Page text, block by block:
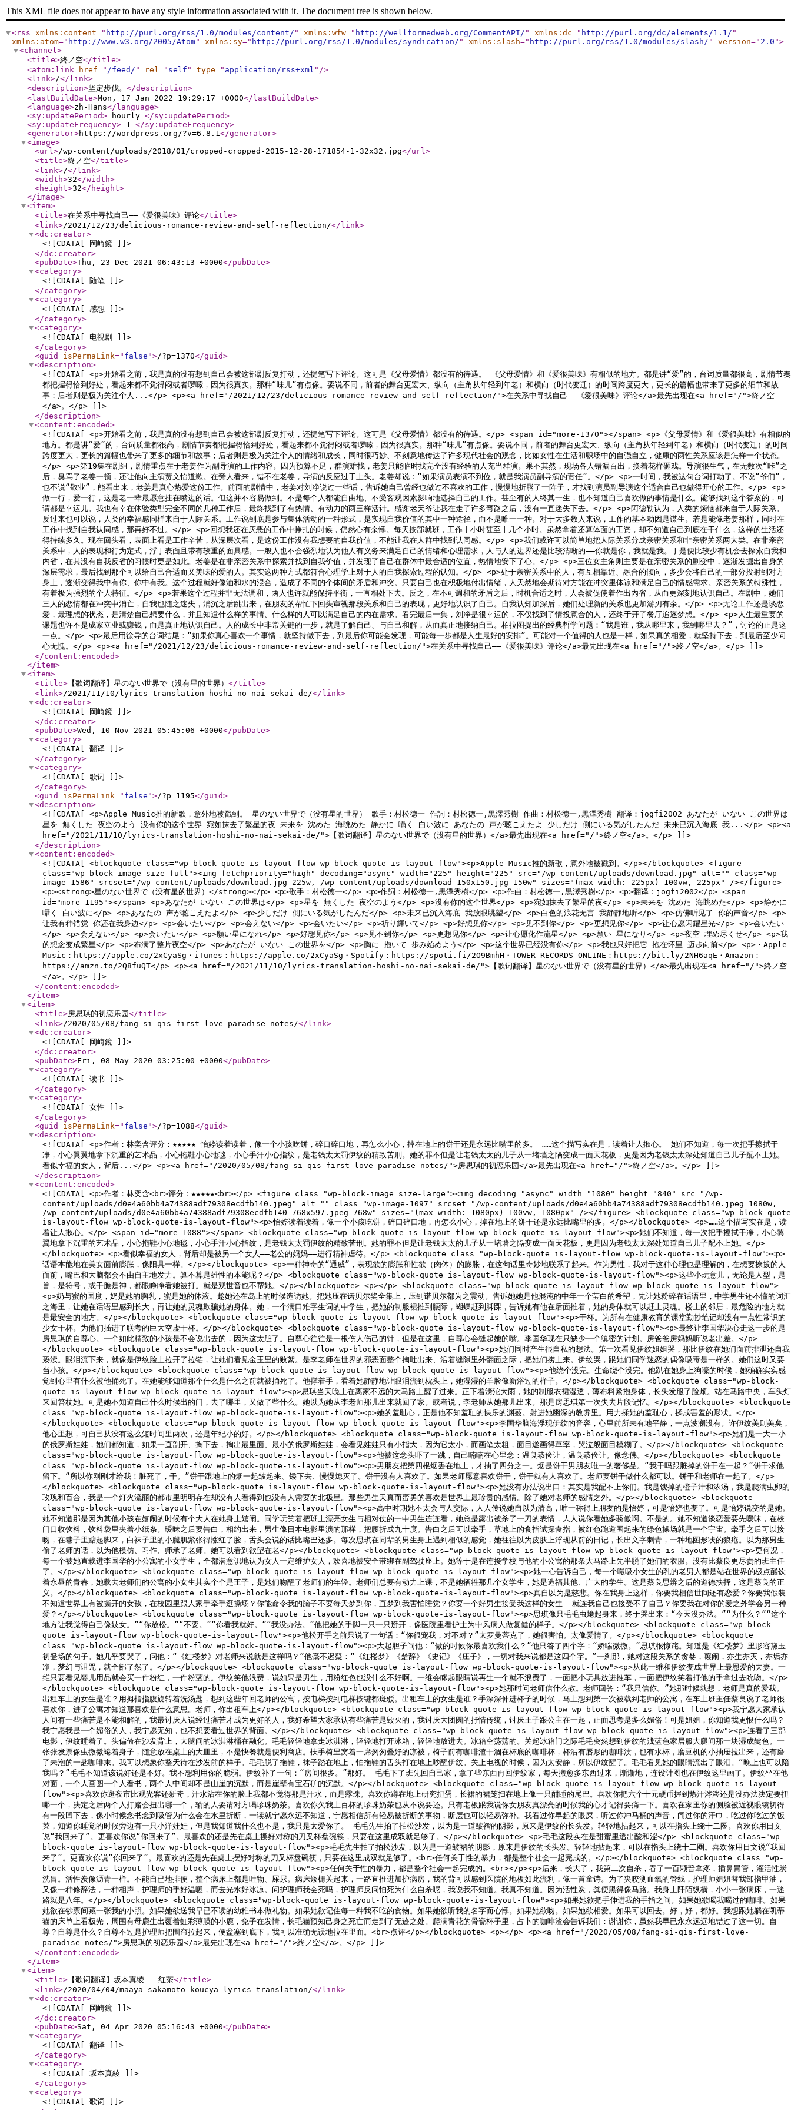
This XML file does not appear to have any style information associated with it. The document tree is shown below.
<rss xmlns:content=" http://purl.org/rss/1.0/modules/content/ " xmlns:wfw=" http://wellformedweb.org/CommentAPI/ " xmlns:dc=" http://purl.org/dc/elements/1.1/ "
xmlns:atom=" http://www.w3.org/2005/Atom" xmlns:sy=" http://purl.org/rss/1.0/modules/syndication/ " xmlns:slash=" http://purl.org/rss/1.0/modules/slash/ " version=" 2.0 ">
<channel>
<title>終ノ空</title>
<atom:link
href=" /feed/ " rel=" self " type=" application/rss+xml " />
<link>/</link>
<description>坚定步伐。 </description>
<lastBuildDate>Mon, 17 Jan 2022 19:29:17 +0000</lastBuildDate>
<language>zh-Hans</language>
<sy:updatePeriod> hourly </sy:updatePeriod>
<sy:updateFrequency> 1 </sy:updateFrequency>
<generator>https://wordpress.org/?v=6.8.1</generator>
<image>
<url>/wp-content/uploads/2018/01/cropped-cropped-2015-12-28-171854-1-32x32.jpg</url>
<title>終ノ空</title>
<link>/</link>
<width>32</width>
<height>32</height>
</image>
<item>
<title>在关系中寻找自己——《爱很美味》评论</title>
<link>/2021/12/23/delicious-romance-review-and-self-reflection/</link>
<dc:creator>
<![CDATA[ 岡崎鏡 ]]>
</dc:creator>
<pubDate>Thu, 23 Dec 2021 06:43:13 +0000</pubDate>
<category>
<![CDATA[ 随笔 ]]>
</category>
<category>
<![CDATA[ 感想 ]]>
</category>
<category>
<![CDATA[ 电视剧 ]]>
</category>
<guid
isPermaLink=" false ">/?p=1370</guid>
<description>
<![CDATA[ <p>开始看之前，我是真的没有想到自己会被这部剧反复打动，还提笔写下评论。这可是《父母爱情》都没有的待遇。 《父母爱情》和《爱很美味》有相似的地方。都是讲“爱”的，台词质量都很高，剧情节奏
都把握得恰到好处，看起来都不觉得闷或者啰嗦，因为很真实。那种“味儿”有点像。要说不同，前者的舞台更宏大、纵向（主角从年轻到年老）和横向（时代变迁）的时间跨度更大，更长的篇幅也带来了更多的细节和故
事；后者则是极为关注个人...</p> <p><a href="/2021/12/23/delicious-romance-review-and-self-reflection/">在关系中寻找自己——《爱很美味》评论</a>最先出现在<a href="/">終ノ空
</a>。</p> ]]>
</description>
<content:encoded>
<![CDATA[ <p>开始看之前，我是真的没有想到自己会被这部剧反复打动，还提笔写下评论。这可是《父母爱情》都没有的待遇。</p> <span id="more-1370"></span> <p>《父母爱情》和《爱很美味》有相似的
地方。都是讲“爱”的，台词质量都很高，剧情节奏都把握得恰到好处，看起来都不觉得闷或者啰嗦，因为很真实。那种“味儿”有点像。要说不同，前者的舞台更宏大、纵向（主角从年轻到年老）和横向（时代变迁）的时间
跨度更大，更长的篇幅也带来了更多的细节和故事；后者则是极为关注个人的情绪和成长，同时很巧妙、不刻意地传达了许多现代社会的观念，比如女性在生活和职场中的自强自立，健康的两性关系应该是怎样一个状态。
</p> <p>第19集在剧组，剧情重点在于老姜作为副导演的工作内容。因为预算不足，群演难找，老姜只能临时找完全没有经验的人充当群演。果不其然，现场各人错漏百出，换着花样砸戏。导演很生气，在无数次“咔”之
后，臭骂了老姜一顿，还让他向主演贾文怡道歉。在旁人看来，错不在老姜，导演的反应过于上头。老姜却说：“如果演员表演不到位，就是我演员副导演的责任”。</p> <p>一时间，我被这句台词打动了。不说“爷们”，
也不说“敬业”，能看出来，老姜是真心热爱这份工作。前面的剧情中，老姜对刘净说过一些话，告诉她自己曾经也做过不喜欢的工作，慢慢地折腾了一阵子，才找到演员副导演这个适合自己也做得开心的工作。</p> <p>
做一行，爱一行，这是老一辈最愿意挂在嘴边的话。但这并不容易做到。不是每个人都能自由地、不受客观因素影响地选择自己的工作。甚至有的人终其一生，也不知道自己喜欢做的事情是什么。能够找到这个答案的，可
谓都是幸运儿。我也有幸在体验类型完全不同的几种工作后，最终找到了有热情、有动力的两三样活计。感谢老天爷让我在走了许多弯路之后，没有一直迷失下去。</p> <p>阿德勒认为，人类的烦恼都来自于人际关系。
反过来也可以说，人类的幸福感同样来自于人际关系。工作说到底是参与集体活动的一种形式，是实现自我价值的其中一种途径，而不是唯一一种。对于大多数人来说，工作的基本动因是谋生。若是能像老姜那样，同时在
工作中找到自我认同感，那再好不过。</p> <p>回想我还在厌恶的工作中挣扎的时候，仍然心有余悸。每天按部就班，工作十小时甚至十几个小时。虽然拿着还算体面的工资，却不知道自己到底在干什么，这样的生活还
得持续多久。现在回头看，表面上看是工作辛苦，从深层次看，是这份工作没有我想要的自我价值，不能让我在人群中找到认同感。</p> <p>我们或许可以简单地把人际关系分成亲密关系和非亲密关系两大类。在非亲密
关系中，人的表现和行为定式，浮于表面且带有较重的面具感。一般人也不会强烈地认为他人有义务来满足自己的情绪和心理需求，人与人的边界还是比较清晰的——你就是你，我就是我。于是便比较少有机会去探索自我和
内省，在其没有自我反省的习惯时更是如此。老姜是在非亲密关系中探索并找到自我价值，并发现了自己在群体中最合适的位置，热情地安下了心。</p> <p>三位女主角则主要是在亲密关系的剧变中，逐渐发掘出自身的
深层需求，最后找到那个可以给自己合适而又美味的爱的人。其实这两种方式都符合心理学上对于人的自我探索过程的认知。</p> <p>处于亲密关系中的人，有互相靠近、融合的倾向，多少会将自己的一部分投射到对方
身上，逐渐变得我中有你、你中有我。这个过程就好像油和水的混合，造成了不同的个体间的矛盾和冲突。只要自己也在积极地付出情绪，人天然地会期待对方能在冲突里体谅和满足自己的情感需求。亲密关系的特殊性，
有着极为强烈的个人特征。</p> <p>若果这个过程并非无法调和，两人也许就能保持平衡，一直相处下去。反之，在不可调和的矛盾之后，时机合适之时，人会被促使着作出内省，从而更深刻地认识自己。在剧中，她们
三人的恋情都在冲突中消亡，自我也随之迷失，消沉之后跳出来，在朋友的帮忙下回头审视那段关系和自己的表现，更好地认识了自己。自我认知加深后，她们处理新的关系也更加游刃有余。</p> <p>无论工作还是谈恋
爱，最理想的状态，是清楚自己想要什么，并且知道什么样的事情、什么样的人可以满足自己的内在需求。看完最后一集，刘净是很幸运的，不仅找到了情投意合的人，还终于开了餐厅追逐梦想。</p> <p>人生最重要的
课题也许不是成家立业或赚钱，而是真正地认识自己。人的成长中非常关键的一步，就是了解自己、与自己和解，从而真正地接纳自己。柏拉图提出的经典哲学问题：“我是谁，我从哪里来，我到哪里去？”，讨论的正是这
一点。</p> <p>最后用徐导的台词结尾：“如果你真心喜欢一个事情，就坚持做下去，到最后你可能会发现，可能每一步都是人生最好的安排”。可能对一个值得的人也是一样，如果真的相爱，就坚持下去，到最后至少问
心无愧。</p> <p><a href="/2021/12/23/delicious-romance-review-and-self-reflection/">在关系中寻找自己——《爱很美味》评论</a>最先出现在<a href="/">終ノ空</a>。</p> ]]>
</content:encoded>
</item>
<item>
<title> 【歌词翻译】星のない世界で（没有星的世界） </title>
<link>/2021/11/10/lyrics-translation-hoshi-no-nai-sekai-de/</link>
<dc:creator>
<![CDATA[ 岡崎鏡 ]]>
</dc:creator>
<pubDate>Wed, 10 Nov 2021 05:45:06 +0000</pubDate>
<category>
<![CDATA[ 翻译 ]]>
</category>
<category>
<![CDATA[ 歌词 ]]>
</category>
<guid
isPermaLink=" false ">/?p=1195</guid>
<description>
<![CDATA[ <p>Apple Music推的新歌，意外地被戳到。 ​​星のない世界で（没有星的世界） 歌手：村松徳一 作詞：村松徳一,黒澤秀樹 作曲：村松徳一,黒澤秀樹 翻译：jogfi2002 あなたが いない この世界は
星を 無くした 夜空のよう 没有你的这个世界 宛如抹去了繁星的夜 未来を 沈めた 海眺めた 静かに 囁く 白い波に あなたの 声が聴こえたよ 少しだけ 側にいる気がしたんだ 未来已沉入海底 我...</p> <p><a
href="/2021/11/10/lyrics-translation-hoshi-no-nai-sekai-de/">【歌词翻译】星のない世界で（没有星的世界）</a>最先出现在<a href="/">終ノ空</a>。</p> ]]>
</description>
<content:encoded>
<![CDATA[ <blockquote class="wp-block-quote is-layout-flow wp-block-quote-is-layout-flow"><p>Apple Music推的新歌，意外地被戳到。</p></blockquote> <figure
class="wp-block-image size-full"><img fetchpriority="high" decoding="async" width="225" height="225" src="/wp-content/uploads/download.jpg" alt="" class="wp-
image-1586" srcset="/wp-content/uploads/download.jpg 225w, /wp-content/uploads/download-150x150.jpg 150w" sizes="(max-width: 225px) 100vw, 225px" /></figure>
<p><strong>​​星のない世界で（没有星的世界）</strong></p> <p>歌手：村松徳一</p> <p>作詞：村松徳一,黒澤秀樹</p> <p>作曲：村松徳一,黒澤秀樹</p> <p>翻译：jogfi2002</p> <span
id="more-1195"></span> <p>あなたが いない この世界は</p> <p>星を 無くした 夜空のよう</p> <p>没有你的这个世界</p> <p>宛如抹去了繁星的夜</p> <p>未来を 沈めた 海眺めた</p> <p>静かに
囁く 白い波に</p> <p>あなたの 声が聴こえたよ</p> <p>少しだけ 側にいる気がしたんだ</p> <p>未来已沉入海底 我放眼眺望</p> <p>白色的浪花无言 我静静地听</p> <p>仿佛听见了 你的声音</p> <p>
让我有种错觉 你还在我身边</p> <p>会いたい</p> <p>会えない</p> <p>会いたい</p> <p>祈り輝いて</p> <p>好想见你</p> <p>见不到你</p> <p>更想见你</p> <p>让心愿闪耀星光</p> <p>会いたい
</p> <p>会えない</p> <p>会いたい</p> <p>願い星になれ</p> <p>好想见你</p> <p>见不到你</p> <p>更想见你</p> <p>让心愿化作流星</p> <p>願い 星になり</p> <p>夜空 埋め尽くせ</p> <p>我
的想念变成繁星</p> <p>布满了整片夜空</p> <p>あなたが いない この世界を</p> <p>胸に 抱いて 歩み始めよう</p> <p>这个世界已经没有你</p> <p>我也只好把它 抱在怀里 迈步向前</p> <p>・Apple
Music：https://apple.co/2xCyaSg・iTunes：https://apple.co/2xCyaSg・Spotify：https://spoti.fi/2O9BmhH・TOWER RECORDS ONLINE：https://bit.ly/2NH6aqE・Amazon：
https://amzn.to/2Q8fuQT</p> <p><a href="/2021/11/10/lyrics-translation-hoshi-no-nai-sekai-de/">【歌词翻译】星のない世界で（没有星的世界）</a>最先出现在<a href="/">終ノ空
</a>。</p> ]]>
</content:encoded>
</item>
<item>
<title>房思琪的初恋乐园</title>
<link>/2020/05/08/fang-si-qis-first-love-paradise-notes/</link>
<dc:creator>
<![CDATA[ 岡崎鏡 ]]>
</dc:creator>
<pubDate>Fri, 08 May 2020 03:25:00 +0000</pubDate>
<category>
<![CDATA[ 读书 ]]>
</category>
<category>
<![CDATA[ 女性 ]]>
</category>
<guid
isPermaLink=" false ">/?p=1088</guid>
<description>
<![CDATA[ <p>作者：林奕含评分：★★★★★ 怡婷读着读着，像一个小孩吃饼，碎口碎口地，再怎么小心，掉在地上的饼干还是永远比嘴里的多。 ……这个描写实在是，读着让人揪心。 她们不知道，每一次把手擦拭干
净，小心翼翼地拿下沉重的艺术品，小心拖鞋小心地毯，小心手汗小心指纹，是老钱太太罚伊纹的精致苦刑。她的罪不但是让老钱太太的儿子从一堵墙之隔变成一面天花板，更是因为老钱太太深处知道自己儿子配不上她。
看似幸福的女人，背后...</p> <p><a href="/2020/05/08/fang-si-qis-first-love-paradise-notes/">房思琪的初恋乐园</a>最先出现在<a href="/">終ノ空</a>。</p> ]]>
</description>
<content:encoded>
<![CDATA[ <p>作者：林奕含<br>评分：★★★★★<br></p> <figure class="wp-block-image size-large"><img decoding="async" width="1080" height="840" src="/wp-
content/uploads/d0e4a60bb4a74388adf79308ecdfb140.jpeg" alt="" class="wp-image-1097" srcset="/wp-content/uploads/d0e4a60bb4a74388adf79308ecdfb140.jpeg 1080w,
/wp-content/uploads/d0e4a60bb4a74388adf79308ecdfb140-768x597.jpeg 768w" sizes="(max-width: 1080px) 100vw, 1080px" /></figure> <blockquote class="wp-block-quote
is-layout-flow wp-block-quote-is-layout-flow"><p>怡婷读着读着，像一个小孩吃饼，碎口碎口地，再怎么小心，掉在地上的饼干还是永远比嘴里的多。</p></blockquote> <p>……这个描写实在是，读
着让人揪心。</p> <span id="more-1088"></span> <blockquote class="wp-block-quote is-layout-flow wp-block-quote-is-layout-flow"><p>她们不知道，每一次把手擦拭干净，小心翼
翼地拿下沉重的艺术品，小心拖鞋小心地毯，小心手汗小心指纹，是老钱太太罚伊纹的精致苦刑。她的罪不但是让老钱太太的儿子从一堵墙之隔变成一面天花板，更是因为老钱太太深处知道自己儿子配不上她。</p>
</blockquote> <p>看似幸福的女人，背后却是被另一个女人——老公的妈妈——进行精神虐待。</p> <blockquote class="wp-block-quote is-layout-flow wp-block-quote-is-layout-flow"><p>
话语本能地在美女面前膨胀，像阳具一样。</p></blockquote> <p>一种神奇的“通威”，表现欲的膨胀和性欲（肉体）的膨胀，在这句话里奇妙地联系了起来。作为男性，我对于这种心理也是理解的，在想要撩拨的人
面前，嘴巴和大脑都会不由自主地发力。算不算是雄性的本能呢？</p> <blockquote class="wp-block-quote is-layout-flow wp-block-quote-is-layout-flow"><p>这些小玩意儿，无论是人型，是
兽，是符号，或干脆是神，都眼睁睁看她被打。就是观世音也不帮她。</p></blockquote> <p></p> <blockquote class="wp-block-quote is-layout-flow wp-block-quote-is-layout-flow">
<p>奶与蜜的国度，奶是她的胸乳，蜜是她的体液。趁她还在岛上的时候造访她。把她压在诺贝尔奖全集上，压到诺贝尔都为之震动。告诉她她是他混沌的中年一个莹白的希望，先让她粉碎在话语里，中学男生还不懂的词汇
之海里，让她在话语里感到长大，再让她的灵魂欺骗她的身体。她，一个满口难字生词的中学生，把她的制服裙推到腰际，蝴蝶赶到脚踝，告诉她有他在后面推着，她的身体就可以赶上灵魂。楼上的邻居，最危险的地方就
是最安全的地方。</p></blockquote> <blockquote class="wp-block-quote is-layout-flow wp-block-quote-is-layout-flow"><p>干杯。为所有在健康教育的课堂勤抄笔记却没有一点性常识的
少女干杯。为他们插进了联考的巨大空虚干杯。</p></blockquote> <blockquote class="wp-block-quote is-layout-flow wp-block-quote-is-layout-flow"><p>最终让李国华决心走这一步的是
房思琪的自尊心。一个如此精致的小孩是不会说出去的，因为这太脏了。自尊心往往是一根伤人伤己的针，但是在这里，自尊心会缝起她的嘴。李国华现在只缺少一个缜密的计划。房爸爸房妈妈听说老出差。</p>
</blockquote> <blockquote class="wp-block-quote is-layout-flow wp-block-quote-is-layout-flow"><p>她们同时产生很自私的想法。第一次看见伊纹姐姐哭，那比伊纹在她们面前排泄还自我
亵渎。眼泪流下来，就像是伊纹脸上拉开了拉链，让她们看见金玉里的败絮。是李老师在世界的邪恶面整个掏吐出来、沿着缝隙里外翻面之际，把她们捞上来。伊纹哭，跟她们同学迷恋的偶像吸毒是一样的。她们这时又要
当小孩。</p></blockquote> <blockquote class="wp-block-quote is-layout-flow wp-block-quote-is-layout-flow"><p>他绕个没完。生命绕个没完。他趴在她身上狗嚎的时候，她确确实实感
觉到心里有什么被他捅死了。在她能够知道那个什么是什么之前就被捅死了。他撑着手，看着她静静地让眼泪流到枕头上，她湿湿的羊脸像新浴过的样子。</p></blockquote> <blockquote class="wp-block-
quote is-layout-flow wp-block-quote-is-layout-flow"><p>思琪当天晚上在离家不远的大马路上醒了过来。正下着滂沱大雨，她的制服衣裙湿透，薄布料紧抱身体，长头发服了脸颊。站在马路中央，车头灯
来回笞杖她。可是她不知道自己什么时候出的门，去了哪里，又做了些什么。她以为她从李老师那儿出来就回了家。或者说，李老师从她那儿出来。那是房思琪第一次失去片段记忆。</p></blockquote> <blockquote
class="wp-block-quote is-layout-flow wp-block-quote-is-layout-flow"><p>她的羞耻心，正是他不知羞耻的快乐的渊薮。射进她幽深的教养里。用力揉她的羞耻心，揉成害羞的形状。</p>
</blockquote> <blockquote class="wp-block-quote is-layout-flow wp-block-quote-is-layout-flow"><p>李国华脑海浮现伊纹的音容，心里前所未有地平静，一点波澜没有。许伊纹美则美矣，
他心里想，可自己从没有这么短时间里两次，还是年纪小的好。</p></blockquote> <blockquote class="wp-block-quote is-layout-flow wp-block-quote-is-layout-flow"><p>她们是一大一小
的俄罗斯娃娃，她们都知道，如果一直剖开、掏下去，掏出最里面、最小的俄罗斯娃娃，会看见娃娃只有小指大，因为它太小，而画笔太粗，面目遂画得草率，哭泣般面目模糊了。</p></blockquote> <blockquote
class="wp-block-quote is-layout-flow wp-block-quote-is-layout-flow"><p>他被这念头吓了一跳，自己喃喃在心里念：温良恭俭让，温良恭俭让。像念佛。</p></blockquote> <blockquote
class="wp-block-quote is-layout-flow wp-block-quote-is-layout-flow"><p>男朋友把第四根烟丢在地上，才抽了四分之一。烟是饼干男朋友唯一的奢侈品。“我干吗跟脏掉的饼干在一起？”饼干求他
留下。“所以你刚刚才给我！脏死了，干。”饼干跟地上的烟一起皱起来、矮下去、慢慢熄灭了。饼干没有人喜欢了。如果老师愿意喜欢饼干，饼干就有人喜欢了。老师要饼干做什么都可以。饼干和老师在一起了。</p>
</blockquote> <blockquote class="wp-block-quote is-layout-flow wp-block-quote-is-layout-flow"><p>她没有办法说出口：其实是我配不上你们。我是馊掉的橙子汁和浓汤，我是爬满虫卵的
玫瑰和百合，我是一个灯火流丽的都市里明明存在却没有人看得到也没有人需要的北极星。那些男生天真而蛮勇的喜欢是世界上最珍贵的感情。除了她对老师的感情之外。</p></blockquote> <blockquote
class="wp-block-quote is-layout-flow wp-block-quote-is-layout-flow"><p>高中时期她不太会与人交际，人人传说她自以为清高，唯一称得上朋友的是怡婷，可是怡婷也变了。可是怡婷说变的是她。
她不知道那是因为其他小孩在嬉闹的时候有个大人在她身上嬉闹。同学玩笑着把班上漂亮女生与相对仗的一中男生连连看，她总是露出被杀了一刀的表情，人人说你看她多骄傲啊。不是的。她不知道谈恋爱要先暧昧，在校
门口收饮料，饮料袋里夹着小纸条。暧昧之后要告白，相约出来，男生像日本电影里演的那样，把腰折成九十度。告白之后可以牵手，草地上的食指试探食指，被红色跑道围起来的绿色操场就是一个宇宙。牵手之后可以接
吻，在巷子里踮起脚来，白袜子里的小腿肌紧张得涨红了脸，舌头会说的话比嘴巴还多。每次思琪在同辈的男生身上遇到相似的感觉，她往往以为皮肤上浮现从前的日记，长出文字刺青，一种地图形状的狼疮。以为那男生
偷了老师的话，以为他模仿、习作、师承了老师。她可以看到欲望在老</p></blockquote> <blockquote class="wp-block-quote is-layout-flow wp-block-quote-is-layout-flow"><p>更何况，
每一个被她直载进李国华的小公寓的小女学生，全都潜意识地认为女人一定维护女人，欢喜地被安全带绑在副驾驶座上。她等于是在连接学校与他的小公寓的那条大马路上先半脱了她们的衣服。没有比蔡良更尽责的班主任
了。</p></blockquote> <blockquote class="wp-block-quote is-layout-flow wp-block-quote-is-layout-flow"><p>她一心告诉自己，每一个嘬吸小女生的乳的老男人都是站在世界的极点酗饮
着永昼的青春，她载去老师们的公寓的小女生其实个个是王子，是她们吻醒了老师们的年轻。老师们总要有动力上课，不是她牺牲那几个女学生，她是造福其他、广大的学生。这是蔡良思辨之后的道德抉择，这是蔡良的正
义。</p></blockquote> <blockquote class="wp-block-quote is-layout-flow wp-block-quote-is-layout-flow"><p>真自以为是慈悲。你在我身上这样，你要我相信世间还有恋爱？你要我假装
不知道世界上有被撕开的女孩，在校园里跟人家手牵手逛操场？你能命令我的脑子不要每天梦到你，直梦到我害怕睡觉？你要一个好男生接受我这样的女生——就连我自己也接受不了自己？你要我在对你的爱之外学会另一种
爱？</p></blockquote> <blockquote class="wp-block-quote is-layout-flow wp-block-quote-is-layout-flow"><p>思琪像只毛毛虫蜷起身来，终于哭出来：“今天没办法。”“为什么？”“这个
地方让我觉得自己像妓女。”“你放松。”“不要。”“你看我就好。”“我没办法。”他把她的手脚一只一只掰开，像医院里看护士为中风病人做复健的样子。</p></blockquote> <blockquote class="wp-block-
quote is-layout-flow wp-block-quote-is-layout-flow"><p>他松开手之前只说了一句话：“你很宠我，对不对？”太罗曼蒂克了，她很害怕。太像爱情了。</p></blockquote> <blockquote
class="wp-block-quote is-layout-flow wp-block-quote-is-layout-flow"><p>大起胆子问他：“做的时候你最喜欢我什么？”他只答了四个字：“娇喘微微。”思琪很惊诧。知道是《红楼梦》里形容黛玉
初登场的句子。她几乎要哭了，问他：“《红楼梦》对老师来说就是这样吗？”他毫不迟疑：“《红楼梦》《楚辞》《史记》《庄子》，一切对我来说都是这四个字。”一刹那，她对这段关系的贪婪，嚷闹，亦生亦灭，亦垢亦
净，梦幻与诅咒，就全部了然了。</p></blockquote> <blockquote class="wp-block-quote is-layout-flow wp-block-quote-is-layout-flow"><p>从此一维和伊纹变成世界上最恩爱的夫妻。一
维只要看见婴儿用品就会买一件粉红，一件粉蓝的。伊纹笑他浪费，说如果是男生，用粉红色也没什么不好啊。一维会眯起眼睛说再生一个就不浪费了，一面把小玩具放进推车，一面把伊纹笑着打他的手拿过去吮吻。</p>
</blockquote> <blockquote class="wp-block-quote is-layout-flow wp-block-quote-is-layout-flow"><p>她那时问老师信什么教。老师回答：“我只信你。”她那时候就想，老师是真的爱我。
出租车上的女生是谁？用拇指指腹旋转着洗汤匙，想到这些年回老师的公寓，按电梯按到电梯按键都斑驳。出租车上的女生是谁？手深深伸进杯子的时候，马上想到第一次被载到老师的公寓，在车上班主任蔡良说了老师很
喜欢你，进了公寓才知道那喜欢是什么意思。老师，你出租车上</p></blockquote> <blockquote class="wp-block-quote is-layout-flow wp-block-quote-is-layout-flow"><p>我宁愿大家承认
人间有一些痛苦是不能和解的，我最讨厌人说经过痛苦才成为更好的人，我好希望大家承认有些痛苦是毁灭的，我讨厌大团圆的抒情传统，讨厌王子跟公主在一起，正面思考是多么媚俗！可是姐姐，你知道我更恨什么吗？
我宁愿我是一个媚俗的人，我宁愿无知，也不想要看过世界的背面。</p></blockquote> <blockquote class="wp-block-quote is-layout-flow wp-block-quote-is-layout-flow"><p>连看了三部
电影，伊纹睡着了。头偏倚在沙发背上，大腿间的冰淇淋桶在融化。毛毛轻轻地拿走冰淇淋，轻轻地打开冰箱，轻轻地放进去。冰箱空荡荡的。关起冰箱门之际毛毛突然想到伊纹的浅蓝色家居服大腿间那一块湿成靛色。一
张张发票像虫微微蜷着身子，随意放在桌上的大皿里，不是快餐就是便利商店。扶手椅里窝着一席匆匆叠好的凉被，椅子前有咖啡渣干涸在杯底的咖啡杯，杯沿有唇形的咖啡渍，也有水杯，磨豆机的小抽屉拉出来，还有磨
了未泡的一匙咖啡末。我可以想象你整天待在沙发前的样子。毛毛脱了拖鞋，袜子踏在地上，怕拖鞋的舌头打在地上吵醒伊纹。关上电视的时候，因为太安静，所以伊纹醒了。毛毛看见她的眼睛流出了眼泪。“晚上也可以陪
我吗？”毛毛不知道该说好还是不好。我不想利用你的脆弱。伊纹补了一句：“房间很多。”那好。 毛毛下了班先回自己家，拿了些东西再回伊纹家，每天搬愈多东西过来，渐渐地，连设计图也在伊纹这里画了。伊纹坐在他
对面，一个人画图一个人看书，两个人中间却不是山崖的沉默，而是崖壁有宝石矿的沉默。</p></blockquote> <blockquote class="wp-block-quote is-layout-flow wp-block-quote-is-layout-
flow"><p>喜欢你逛夜市比观光客还新奇，汗水沾在你的脸上我都不觉得那是汗水，而是露珠。喜欢你蹲在地上研究扭蛋，长裙的裙笼扫在地上像一只酣睡的尾巴。喜欢你把六个十元硬币握到热汗涔涔还是没办法决定要扭
哪一个，决定之后两个人打赌会扭出哪一个，输的人要请对方喝珍珠奶茶。喜欢你欠我上百杯的珍珠奶茶也从不说要还。只有老板跟我说你女朋友真漂亮的时候我的心才记得要痛一下。喜欢在家里你的侧脸被近视眼镜切得
有一段凹下去，像小时候念书念到吸管为什么会在水里折断，一读就宁愿永远不知道，宁愿相信所有轻易被折断的事物，断层也可以轻易弥补。我看过你早起的眼屎，听过你冲马桶的声音，闻过你的汗巾，吃过你吃过的饭
菜，知道你睡觉的时候旁边有一只小洋娃娃，但是我知道我什么也不是，我只是太爱你了。 毛毛先生拍了拍松沙发，以为是一道皱褶的阴影，原来是伊纹的长头发。轻轻地拈起来，可以在指头上绕十二圈。喜欢你用日文
说“我回来了”。更喜欢你说“你回来了”。最喜欢的还是先在桌上摆好对称的刀叉杯盘碗筷，只要在这里成双就足够了。</p></blockquote> <p>毛毛这段实在是甜蜜里透出酸和涩</p> <blockquote class="wp-
block-quote is-layout-flow wp-block-quote-is-layout-flow"><p>毛毛先生拍了拍松沙发，以为是一道皱褶的阴影，原来是伊纹的长头发。轻轻地拈起来，可以在指头上绕十二圈。喜欢你用日文说“我回
来了”。更喜欢你说“你回来了”。最喜欢的还是先在桌上摆好对称的刀叉杯盘碗筷，只要在这里成双就足够了。<br>任何关于性的暴力，都是整个社会一起完成的。</p></blockquote> <blockquote class="wp-
block-quote is-layout-flow wp-block-quote-is-layout-flow"><p>任何关于性的暴力，都是整个社会一起完成的。<br></p><p>后来，长大了，我第二次自杀，吞了一百颗普拿疼，插鼻胃管，灌活性炭
洗胃。活性炭像沥青一样。不能自已地排便，整个病床上都是吐物、屎尿。病床矮栅关起来，一路直推进加护病房，我的背可以感到医院的地板如此流利，像一首童诗。为了夹咬测血氧的管线，护理师姐姐替我卸指甲油，
又像一种修辞法，一种相声，护理师的手好温暖，而去光水好冰凉。问护理师我会死吗，护理师反问怕死为什么自杀呢，我说我不知道。我真不知道。因为活性炭，粪便黑得像马路。我身上阡陌纵横，小小一张病床，一迷
路就是八年。</p></blockquote> <blockquote class="wp-block-quote is-layout-flow wp-block-quote-is-layout-flow"><p>如果她欲把手伸进我的手指之间。如果她欲喝我喝过的咖啡。如果
她欲在钞票间藏一张我的小照。如果她欲送我早已不读的幼稚书本做礼物。如果她欲记住每一种我不吃的食物。如果她欲听我的名字而心悸。如果她欲吻。如果她欲相爱。如果可以回去。好，好，都好。我想跟她躺在凯蒂
猫的床单上看极光，周围有母鹿生出覆着虹彩薄膜的小鹿，兔子在发情，长毛猫预知己身之死亡而走到了无迹之处。爬满青花的骨瓷杯子里，占卜的咖啡渣会告诉我们：谢谢你，虽然我早已永永远远地错过了这一切。自
尊？自尊是什么？自尊不过是护理师把围帘拉起来，便盆塞到底下，我可以准确无误地拉在里面。<br>点评</p></blockquote> <p></p> <p><a href="/2020/05/08/fang-si-qis-first-love-
paradise-notes/">房思琪的初恋乐园</a>最先出现在<a href="/">終ノ空</a>。</p> ]]>
</content:encoded>
</item>
<item>
<title> 【歌词翻译】坂本真绫 – 红茶</title>
<link>/2020/04/04/maaya-sakamoto-koucya-lyrics-translation/</link>
<dc:creator>
<![CDATA[ 岡崎鏡 ]]>
</dc:creator>
<pubDate>Sat, 04 Apr 2020 05:16:43 +0000</pubDate>
<category>
<![CDATA[ 翻译 ]]>
</category>
<category>
<![CDATA[ 坂本真綾 ]]>
</category>
<category>
<![CDATA[ 歌词 ]]>